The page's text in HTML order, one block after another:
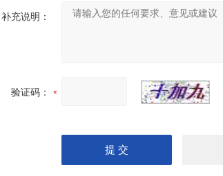
补充说明：
验证码：